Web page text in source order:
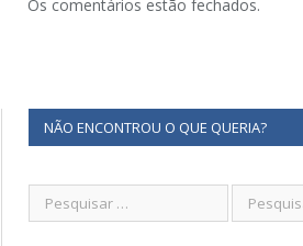
Os comentários estão fechados.
NÃO ENCONTROU O QUE QUERIA?